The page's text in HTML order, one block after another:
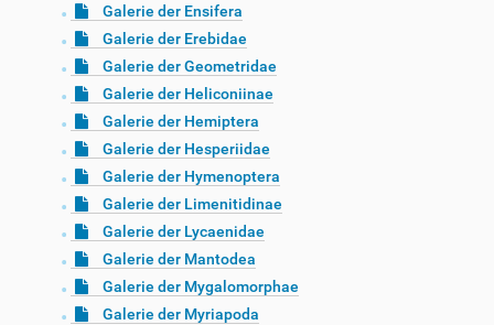
Galerie der Ensifera
Galerie der Erebidae
Galerie der Geometridae
Galerie der Heliconiinae
Galerie der Hemiptera
Galerie der Hesperiidae
Galerie der Hymenoptera
Galerie der Limenitidinae
Galerie der Lycaenidae
Galerie der Mantodea
Galerie der Mygalomorphae
Galerie der Myriapoda